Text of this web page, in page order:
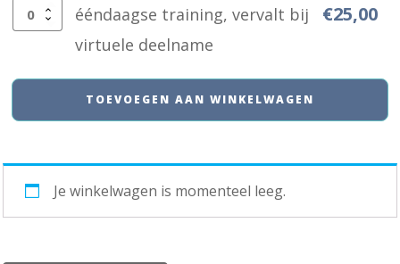
meerdere
beschikbaar
aantal
Arrangementskosten
ééndaagse
training,
vervalt
virtuele
deelname
ééndaagse training, vervalt bij
virtuele deelname
€25,00
TOEVOEGEN AAN WINKELWAGEN
Je winkelwagen is momenteel leeg.